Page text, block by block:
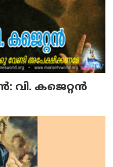
വി. കജെറ്റന്‍